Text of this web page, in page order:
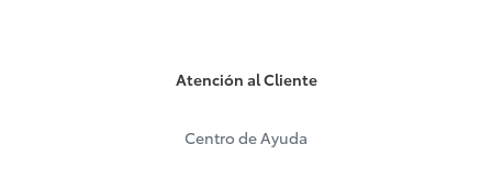
Atención al Cliente
Centro de Ayuda